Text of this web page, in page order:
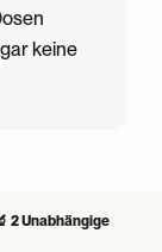
keine
2 Unabhängige